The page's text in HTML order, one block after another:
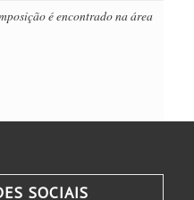
é encontrado na área
SOCIAIS